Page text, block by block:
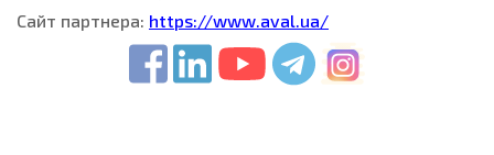
Сайт партнера: https://www.aval.ua/